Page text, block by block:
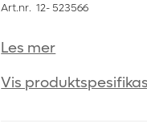
Art.nr. 12- 523566
Les mer
Vis